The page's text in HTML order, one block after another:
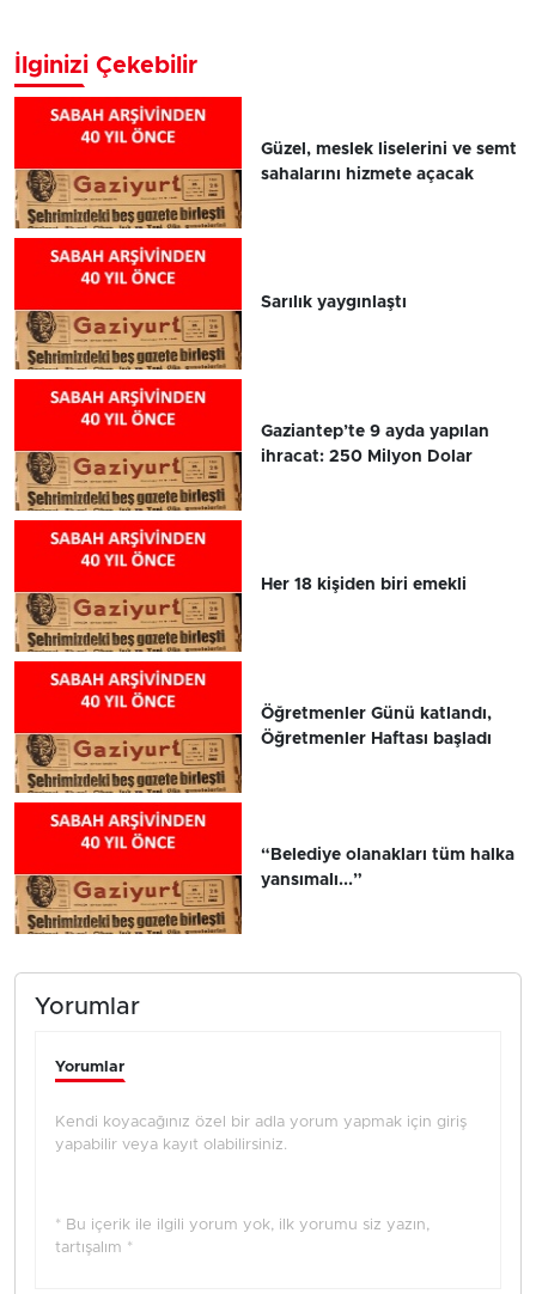
İlginizi Çekebilir
Güzel, meslek liselerini ve semt
sahalarını hizmete açacak
Sarılık yaygınlaştı
Gaziantep’te 9 ayda yapılan
ihracat: 250 Milyon Dolar
Her 18 kişiden biri emekli
Öğretmenler Günü katlandı,
Öğretmenler Haftası başladı
“Belediye olanakları tüm halka
yansımalı...”
Yorumlar
Yorumlar
Kendi koyacağınız özel bir adla yorum yapmak için giriş
yapabilir veya kayıt olabilirsiniz.
* Bu içerik ile ilgili yorum yok, ilk yorumu siz yazın,
tartışalım *